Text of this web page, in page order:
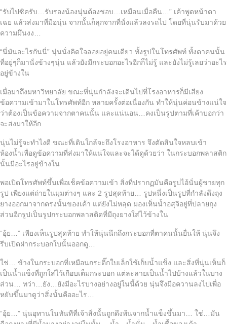
“รับไปซิครับ…รับรองน้องนุ่นต้องชอบ…เหมือนเมื่อคืน…” เค้าพูดหน้าตา
เฉย แล้วส่งมาที่มือนุ่น จากนั้นก็ลุกจากที่นั่งแล้วลงรถไป โดยที่นุ่นรับมาด้วย
ความมึนงง…
“นี่มันอะไรกันนี่” นุ่นนั่งคิดใจลอยอยู่คนเดียว ทั้งรูปในโทรศัพท์ ทั้งตาคนนั้น
ที่อยู่ๆก็มานั่งข้างๆนุ่น แล้วยังมีกระบอกอะไรอีกก็ไม่รู้ และยังไม่รู้เลยว่าอะไร
อยู่ข้างใน
เมื่อมาถึงมหาวิทยาลัย ขณะที่นุ่นกำลังจะเดินไปที่โรงอาหารก็มีเสียง
ข้อความเข้ามาในโทรศัพท์อีก หลายครั้งต่อเนื่องกัน ทำให้นุ่นค่อนข้างแน่ใจ
ว่าต้องเป็นข้อความจากตาคนนั้น และแน่นอน…คงเป็นรูปตามที่เค้าบอกว่า
จะส่งมาให้อีก
นุ่นไม่รู้จะทำไงดี ขณะที่เดินใกล้จะถึงโรงอาหาร จึงตัดสินใจหลบเข้า
ห้องน้ำเพื่อดูข้อความที่ส่งมาให้แน่ใจและจะได้ดูด้วยว่า ในกระบอกพลาสติก
นั้นมีอะไรอยู่ข้างใน
พอเปิดโทรศัพท์ขึ้นเพื่อเช็คข้อความเข้า สิ่งที่ปรากฏมันคือรูปไอ้นั่นผู้ชายทุก
รูป เพียงแต่ถ่ายในมุมต่างๆ และ 2 รูปสุดท้าย… รูปหนึ่งเป็นรูปที่กำลังดึงถุง
ยางออกมาจากตรงนั้นของเค้า แต่ยังไม่หลุด มองเห็นน้ำอสุจิอยู่ที่ปลายถุง
ส่วนอีกรูปเป็นรูปกระบอกพลาสติดที่มีถุงยางใส่ไว้ข้างใน
“อุ้ย…” เพียงเห็นรูปสุดท้าย ทำให้นุ่นนึกถึงกระบอกที่ตาคนนั้นยื่นให้ นุ่นจึง
รีบเปิดฝากระบอกใบนั้นออกดู…
ใช่… ข้างในกระบอกที่เหมือนกระติ๊กใบเล็กใช้เก็บน้ำแข็ง และสิ่งที่นุ่นเห็นก็
เป็นน้ำแข็งที่ถูกใส่ไว้เกือบเต็มกระบอก แต่ละลายเป็นน้ำไปบ้างแล้วในบาง
ส่วน… ทว่า…ยัง…ยังมีอะไรบางอย่างอยู่ในนี้ด้วย นุ่นจึงมือควานลงไปเพื่อ
หยับขึ้นมาดูว่าสิ่งนั้นคืออะไร…
“อุ้ย…” นุ่นอุทานในทันทีที่เจ้าสิ่งนั้นถูกดึงพ้นจากน้ำแข็งขึ้นมา… ใช่…มัน